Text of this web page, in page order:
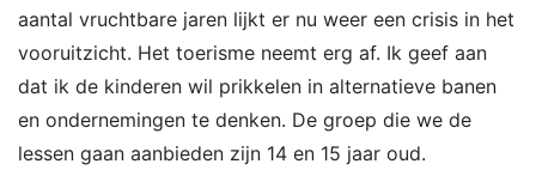
aantal vruchtbare jaren lijkt er nu weer een crisis in het
vooruitzicht. Het toerisme neemt erg af. Ik geef aan
dat ik de kinderen wil prikkelen in alternatieve banen
en ondernemingen te denken. De groep die we de
lessen gaan aanbieden zijn 14 en 15 jaar oud.